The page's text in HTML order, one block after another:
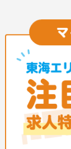
ご興味をお持ち
い！